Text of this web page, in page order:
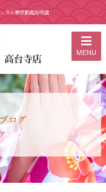
タル夢京都高台寺店
MENU
7月20日 京都着物レン
ログ